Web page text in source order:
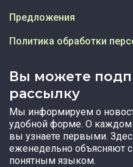
Вы можете
рассылку
Мы информируем о
удобной форме. О каждом
вы узнаете первыми.
еженедельно объясняют
понятным языком.
Предложения
Политика обработки